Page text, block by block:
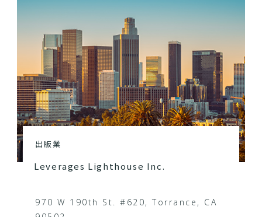
出版業
Leverages Lighthouse Inc.
970 W 190th St. #620, Torrance, CA